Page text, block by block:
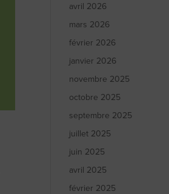
avril 2026
mars 2026
février 2026
janvier 2026
novembre 2025
octobre 2025
septembre 2025
juillet 2025
juin 2025
avril 2025
février 2025